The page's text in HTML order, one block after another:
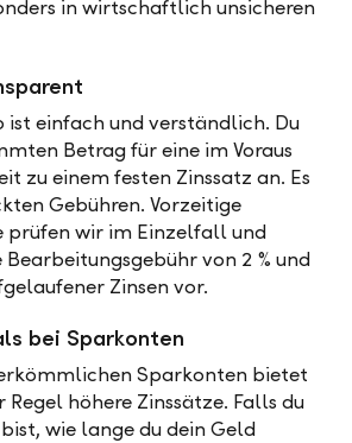
in wirtschaftlich unsicheren
ist einfach und verständlich. Du
Betrag für eine im Voraus
zu einem festen Zinssatz an. Es
Gebühren. Vorzeitige
prüfen wir im Einzelfall und
von 2 % und
Zinsen vor.
bei Sparkonten
Sparkonten bietet
Regel höhere Zinssätze. Falls du
wie lange du dein Geld